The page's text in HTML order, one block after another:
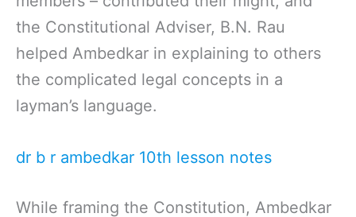
the Constitutional Adviser, B.N. Rau
helped Ambedkar in explaining to others
the complicated legal concepts in a
layman’s language.
dr b r ambedkar 10th lesson notes
While framing the Constitution, Ambedkar